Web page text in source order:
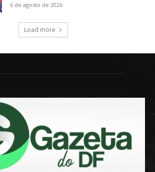
6 de agosto de 2026
Load more